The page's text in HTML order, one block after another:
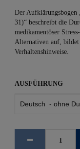
Der Aufklärungsbogen
31)“ beschreibt die
medikamentöser
Alternativen auf,
Verhaltenshinweise.
AUSFÜHRUNG